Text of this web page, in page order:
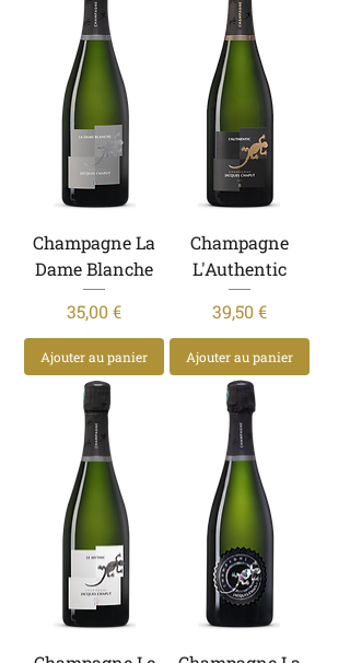
Champagne La
Dame Blanche
Prix
35,00 €
Ajouter au panier
Champagne
L'Authentic
Prix
39,50 €
Ajouter au panier